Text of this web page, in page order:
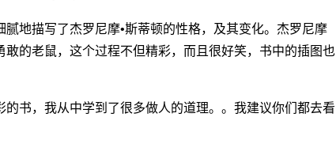
描写了杰罗尼摩•斯蒂顿的性格，及其变化。杰罗尼摩
敢的老鼠，这个过程不但精彩，而且很好笑，书中的插图也
书，我从中学到了很多做人的道理。。我建议你们都去看